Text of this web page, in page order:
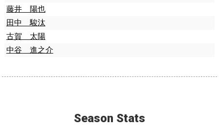
藤井 陽也
田中 駿汰
古賀 太陽
中谷 進之介
Season Stats